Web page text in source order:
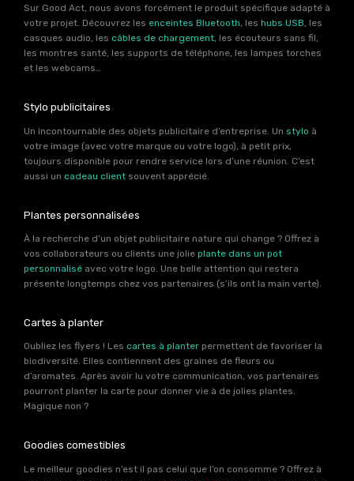
Sur Good Act, nous avons forcément le produit spécifique adapté à
votre projet. Découvrez les enceintes Bluetooth, les hubs USB, les
casques audio, les câbles de chargement, les écouteurs sans fil,
les montres santé, les supports de téléphone, les lampes torches
et les webcams…
Stylo publicitaires
Un incontournable des objets publicitaire d’entreprise. Un stylo à
votre image (avec votre marque ou votre logo), à petit prix,
toujours disponible pour rendre service lors d’une réunion. C’est
aussi un cadeau client souvent apprécié.
Plantes personnalisées
À la recherche d’un objet publicitaire nature qui change ? Offrez à
vos collaborateurs ou clients une jolie plante dans un pot
personnalisé avec votre logo. Une belle attention qui restera
présente longtemps chez vos partenaires (s’ils ont la main verte).
Cartes à planter
Oubliez les flyers ! Les cartes à planter permettent de favoriser la
biodiversité. Elles contiennent des graines de fleurs ou
d’aromates. Après avoir lu votre communication, vos partenaires
pourront planter la carte pour donner vie à de jolies plantes.
Magique non ?
Goodies comestibles
Le meilleur goodies n’est il pas celui que l’on consomme ? Offrez à